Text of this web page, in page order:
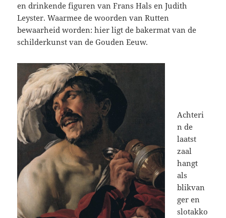
en drinkende figuren van Frans Hals en Judith
Leyster. Waarmee de woorden van Rutten
bewaarheid worden: hier ligt de bakermat van de
schilderkunst van de Gouden Eeuw.
Achteri
n de
laatst
zaal
hangt
als
blikvan
ger en
slotakko